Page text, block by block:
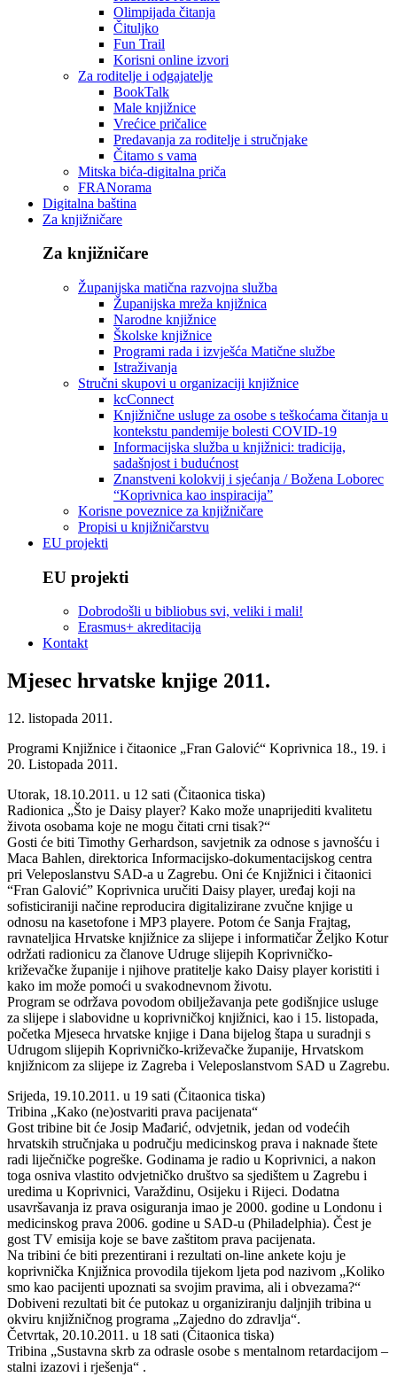
Olimpijada čitanja
Čituljko
Fun Trail
Korisni online izvori
Za roditelje i odgajatelje
BookTalk
Male knjižnice
Vrećice pričalice
Predavanja za roditelje i stručnjake
Čitamo s vama
Mitska bića-digitalna priča
FRANorama
Digitalna baština
Za knjižničare
Za knjižničare
Županijska matična razvojna služba
Županijska mreža knjižnica
Narodne knjižnice
Školske knjižnice
Programi rada i izvješća Matične službe
Istraživanja
Stručni skupovi u organizaciji knjižnice
kcConnect
Knjižnične usluge za osobe s teškoćama čitanja u
kontekstu pandemije bolesti COVID-19
Informacijska služba u knjižnici: tradicija,
sadašnjost i budućnost
Znanstveni kolokvij i sjećanja / Božena Loborec
“Koprivnica kao inspiracija”
Korisne poveznice za knjižničare
Propisi u knjižničarstvu
EU projekti
EU projekti
Dobrodošli u bibliobus svi, veliki i mali!
Erasmus+ akreditacija
Kontakt
Mjesec hrvatske knjige 2011.
12. listopada 2011.
Programi Knjižnice i čitaonice „Fran Galović“ Koprivnica 18., 19. i
20. Listopada 2011.
Utorak, 18.10.2011. u 12 sati (Čitaonica tiska)
Radionica „Što je Daisy player? Kako može unaprijediti kvalitetu
života osobama koje ne mogu čitati crni tisak?“
Gosti će biti Timothy Gerhardson, savjetnik za odnose s javnošću i
Maca Bahlen, direktorica Informacijsko-dokumentacijskog centra
pri Veleposlanstvu SAD-a u Zagrebu. Oni će Knjižnici i čitaonici
“Fran Galović” Koprivnica uručiti Daisy player, uređaj koji na
sofisticiraniji načine reproducira digitalizirane zvučne knjige u
odnosu na kasetofone i MP3 playere. Potom će Sanja Frajtag,
ravnateljica Hrvatske knjižnice za slijepe i informatičar Željko Kotur
održati radionicu za članove Udruge slijepih Koprivničko-
križevačke županije i njihove pratitelje kako Daisy player koristiti i
kako im može pomoći u svakodnevnom životu.
Program se održava povodom obilježavanja pete godišnjice usluge
za slijepe i slabovidne u koprivničkoj knjižnici, kao i 15. listopada,
početka Mjeseca hrvatske knjige i Dana bijelog štapa u suradnji s
Udrugom slijepih Koprivničko-križevačke županije, Hrvatskom
knjižnicom za slijepe iz Zagreba i Veleposlanstvom SAD u Zagrebu.
Srijeda, 19.10.2011. u 19 sati (Čitaonica tiska)
Tribina „Kako (ne)ostvariti prava pacijenata“
Gost tribine bit će Josip Mađarić, odvjetnik, jedan od vodećih
hrvatskih stručnjaka u području medicinskog prava i naknade štete
radi liječničke pogreške. Godinama je radio u Koprivnici, a nakon
toga osniva vlastito odvjetničko društvo sa sjedištem u Zagrebu i
uredima u Koprivnici, Varaždinu, Osijeku i Rijeci. Dodatna
usavršavanja iz prava osiguranja imao je 2000. godine u Londonu i
medicinskog prava 2006. godine u SAD-u (Philadelphia). Čest je
gost TV emisija koje se bave zaštitom prava pacijenata.
Na tribini će biti prezentirani i rezultati on-line ankete koju je
koprivnička Knjižnica provodila tijekom ljeta pod nazivom „Koliko
smo kao pacijenti upoznati sa svojim pravima, ali i obvezama?“
Dobiveni rezultati bit će putokaz u organiziranju daljnjih tribina u
okviru knjižničnog programa „Zajedno do zdravlja“.
Četvrtak, 20.10.2011. u 18 sati (Čitaonica tiska)
Tribina „Sustavna skrb za odrasle osobe s mentalnom retardacijom –
stalni izazovi i rješenja“ .